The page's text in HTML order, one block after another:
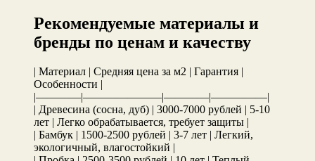
Рекомендуемые материалы и
бренды по ценам и качеству
| Материал | Средняя цена за м2 | Гарантия |
Особенности |
|————|———————|————|—————|
| Древесина (сосна, дуб) | 3000-7000 рублей | 5-10
лет | Легко обрабатывается, требует защиты |
| Бамбук | 1500-2500 рублей | 3-7 лет | Легкий,
экологичный, влагостойкий |